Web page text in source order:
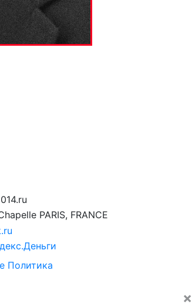
PARIS, FRANCE
Политика
×